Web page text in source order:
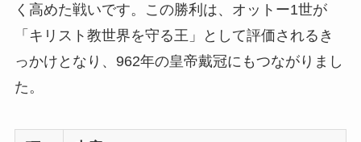
く高めた戦いです。この勝利は、オットー1世が
「キリスト教世界を守る王」として評価されるき
っかけとなり、962年の皇帝戴冠にもつながりまし
た。